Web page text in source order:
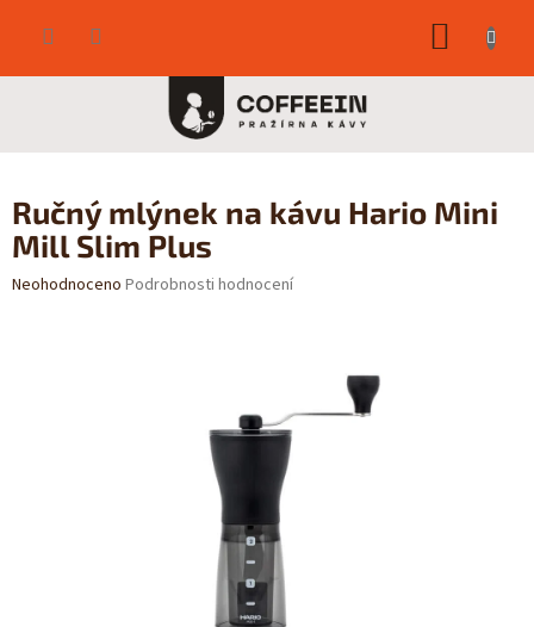
Ručný mlýnek na kávu Hario Mini
Mill Slim Plus
Průměrné
Neohodnoceno Podrobnosti hodnocení